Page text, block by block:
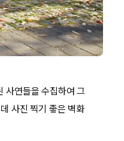
사연들을 수집하여 그
사진 찍기 좋은 벽화